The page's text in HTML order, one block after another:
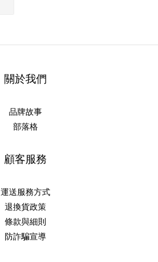
關於我們
品牌故事
部落格
顧客服務
運送服務方式
退換貨政策
條款與細則
防詐騙宣導